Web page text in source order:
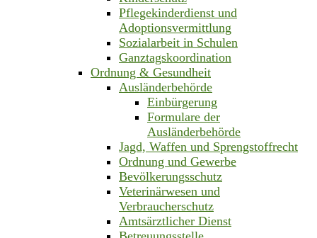
Pflegekinderdienst und
Adoptionsvermittlung
Sozialarbeit in Schulen
Ganztagskoordination
Ordnung & Gesundheit
Ausländerbehörde
Einbürgerung
Formulare der
Ausländerbehörde
Jagd, Waffen und Sprengstoffrecht
Ordnung und Gewerbe
Bevölkerungsschutz
Veterinärwesen und
Verbraucherschutz
Amtsärztlicher Dienst